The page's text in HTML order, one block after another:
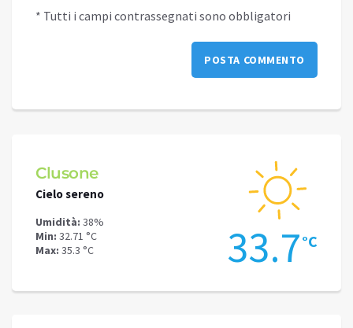
* Tutti i campi contrassegnati sono obbligatori
Clusone
Cielo sereno
Umidità: 38%
Min: 32.71 °C
Max: 35.3 °C 33.7°C